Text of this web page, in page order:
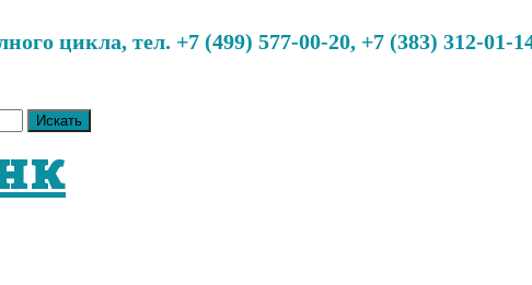
цикла, тел. +7 (499) 577-00-20, +7 (383) 312-
Искать